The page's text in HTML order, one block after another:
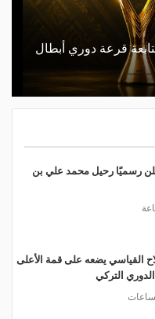
قرعة دوري أبطال
رسميًا رحيل محمد علي بن
القياسي يضعه على قمة الأعلى
التركي